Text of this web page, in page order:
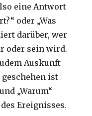
eine Antwort
oder „Was
darüber, wer
oder sein wird.
Auskunft
geschehen ist
„Warum“
Ereignisses.